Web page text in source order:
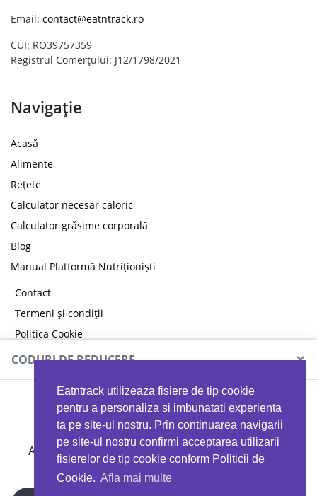
Eatntrack utilizeaza fisiere de tip cookie
pentru a personaliza si imbunatati experienta
ta pe site-ul nostru. Prin continuarea navigarii
pe site-ul nostru confirmi acceptarea utilizarii
fisierelor de tip cookie conform Politicii de
Cookie. Afla mai multe
Email: contact@eatntrack.ro
CUI: RO39757359
Registrul Comerțului: J12/1798/2021
Navigație
Acasă
Alimente
Rețete
Calculator necesar caloric
Calculator grăsime corporală
Blog
Manual Platformă Nutriționiști
Contact
Termeni și condiții
Politica Cookie
Politica de confidențialitate
CODURI DE REDUCERE ×
MYPROTEIN
Ai 40%reducere la orice comandă folosind codul
EATTRACK